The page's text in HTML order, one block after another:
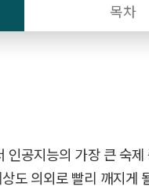
목차
공지능의 가장 큰 숙
도 의외로 빨리 깨지